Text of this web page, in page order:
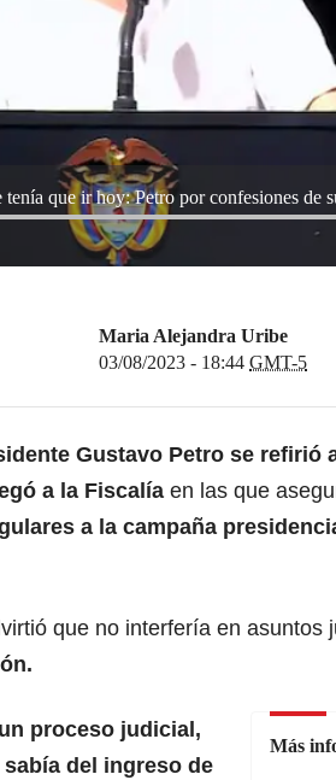
tenía que ir hoy: Petro por confesiones de
Maria Alejandra Uribe
03/08/2023 - 18:44 GMT-5
Gustavo Petro se refirió
a la Fiscalía en las que
a la campaña
que no interfería en asuntos
Más
proceso judicial,
del ingreso de